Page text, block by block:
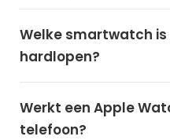
Welke smartwatch
hardlopen?
Werkt een Apple
telefoon?